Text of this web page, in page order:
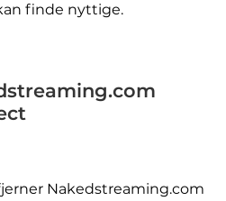
finde nyttige.
Nakedstreaming.com